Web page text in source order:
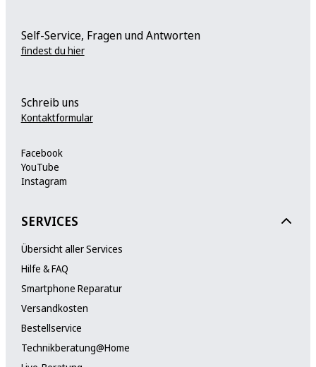
Self-Service, Fragen und Antworten
findest du hier
Schreib uns
Kontaktformular
Facebook
YouTube
Instagram
SERVICES
Übersicht aller Services
Hilfe & FAQ
Smartphone Reparatur
Versandkosten
Bestellservice
Technikberatung@Home